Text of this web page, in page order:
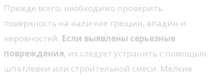
Прежде всего, необходимо проверить
поверхность на наличие трещин, впадин и
неровностей. Если выявлены серьезные
повреждения, их следует устранить с помощью
шпатлевки или строительной смеси. Мелкие